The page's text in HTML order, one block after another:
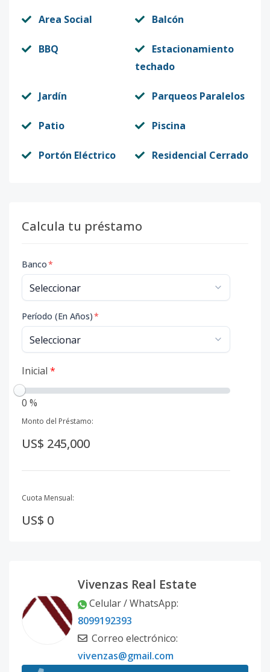
Area Social Balcón
BBQ
Estacionamiento
techado
Jardín Parqueos Paralelos
Patio Piscina
Portón Eléctrico Residencial Cerrado
Calcula tu préstamo
Banco*
Período (En Años)*
Inicial *
0 %
Monto del Préstamo:
US$ 245,000
Cuota Mensual:
US$ 0
Vivenzas Real Estate
Celular / WhatsApp:
8099192393
Correo electrónico:
vivenzas@gmail.com